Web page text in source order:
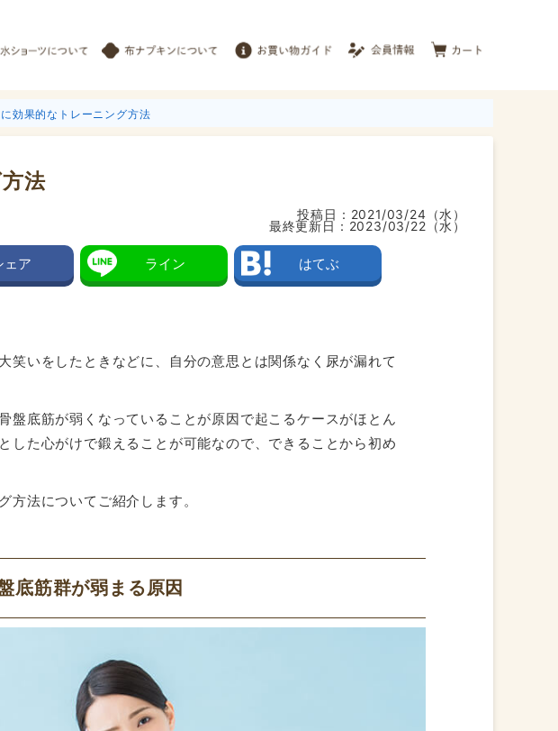
効果的なトレーニング方法
法
投稿日： 2021/03/24（水）
最終更新日： 2023/03/22（水）
ェア ライン はてぶ
笑いをしたときなどに、自分の意思とは関係なく尿が漏れて
盤底筋が弱くなっていることが原因で起こるケースがほとん
した心がけで鍛えることが可能なので、できることから初め
方法についてご紹介します。
底筋群が弱まる原因